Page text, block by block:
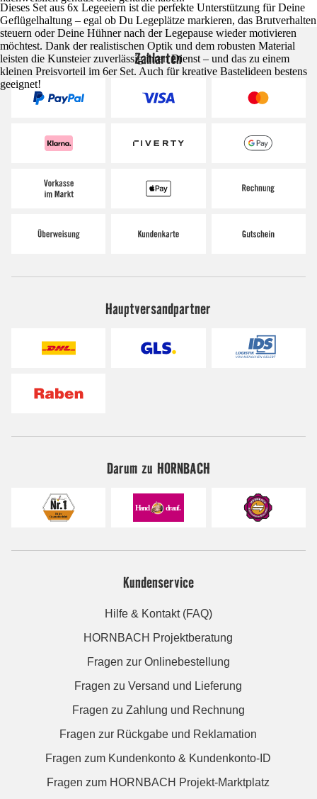
Dieses Set aus 6x Legeeiern ist die perfekte Unterstützung für Deine
Geflügelhaltung – egal ob Du Legeplätze markieren, das Brutverhalten
steuern oder Deine Hühner nach der Legepause wieder motivieren
möchtest. Dank der realistischen Optik und dem robusten Material
leisten die Kunsteier zuverlässig ihren Dienst – und das zu einem
kleinen Preisvorteil im 6er Set. Auch für kreative Bastelideen bestens
geeignet!
Zahlarten
Hauptversandpartner
Darum zu HORNBACH
Kundenservice
Hilfe & Kontakt (FAQ)
HORNBACH Projektberatung
Fragen zur Onlinebestellung
Fragen zu Versand und Lieferung
Fragen zu Zahlung und Rechnung
Fragen zur Rückgabe und Reklamation
Fragen zum Kundenkonto & Kundenkonto-ID
Fragen zum HORNBACH Projekt-Marktplatz